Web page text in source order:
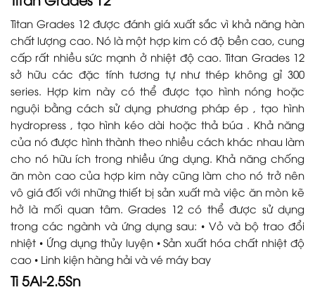
Titan Grades 12 được đánh giá xuất sắc vì khả năng hàn
chất lượng cao. Nó là một hợp kim có độ bền cao, cung
cấp rất nhiều sức mạnh ở nhiệt độ cao. Titan Grades 12
sở hữu các đặc tính tương tự như thép không gỉ 300
series. Hợp kim này có thể được tạo hình nóng hoặc
nguội bằng cách sử dụng phương pháp ép , tạo hình
hydropress , tạo hình kéo dài hoặc thả búa . Khả năng
của nó được hình thành theo nhiều cách khác nhau làm
cho nó hữu ích trong nhiều ứng dụng. Khả năng chống
ăn mòn cao của hợp kim này cũng làm cho nó trở nên
vô giá đối với những thiết bị sản xuất mà việc ăn mòn kẽ
hở là mối quan tâm. Grades 12 có thể được sử dụng
trong các ngành và ứng dụng sau: • Vỏ và bộ trao đổi
nhiệt • Ứng dụng thủy luyện • Sản xuất hóa chất nhiệt độ
cao • Linh kiện hàng hải và vé máy bay
Ti 5Al-2.5Sn